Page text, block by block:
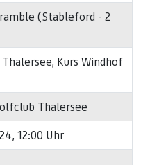
(Stableford - 2
Kurs Windhof
Thalersee
12:00 Uhr